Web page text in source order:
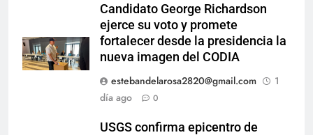
Candidato George Richardson
ejerce su voto y promete
fortalecer desde la presidencia la
nueva imagen del CODIA
estebandelarosa2820@gmail.com
1
día ago
0
USGS confirma epicentro de